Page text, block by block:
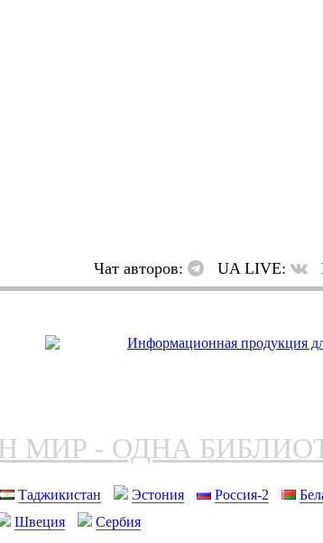
Чат авторов: UA LIVE:
МИР - ОДНА
Таджикистан Эстония Россия-2
Швеция Сербия